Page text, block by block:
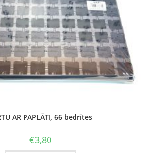
AR PAPLĀTI, 66 bedrītes
€3,80